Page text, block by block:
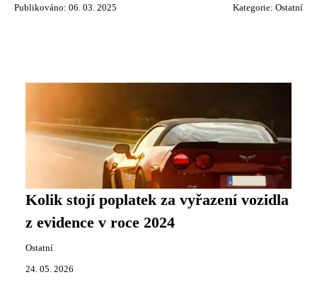
Publikováno: 06. 03. 2025 Kategorie: Ostatní
Kolik stojí poplatek za vyřazení vozidla
z evidence v roce 2024
Ostatní
24. 05. 2026